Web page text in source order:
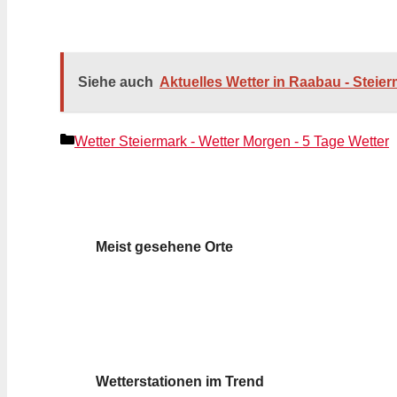
Siehe auch Aktuelles Wetter in Raabau -
Kategorien
Wetter Steiermark - Wetter Morgen - 5 Tage Wetter
Meist gesehene Orte
Wetterstationen im Trend